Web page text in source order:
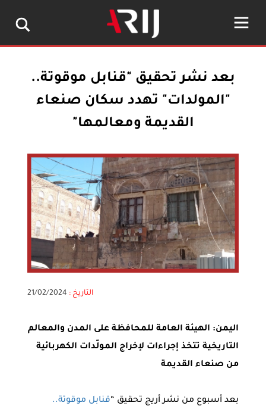
بعد نشر تحقيق "قنابل موقوتة..
"المولدات" تهدد سكان صنعاء
القديمة ومعالمها"
التاريخ :21/02/2024
اليمن: الهيئة العامة للمحافظة على المدن والمعالم
التاريخية تتخذ إجراءات لإخراج المولّدات الكهربائية
من صنعاء القديمة
بعد أسبوع من نشر أريج تحقيق “قنابل موقوتة..